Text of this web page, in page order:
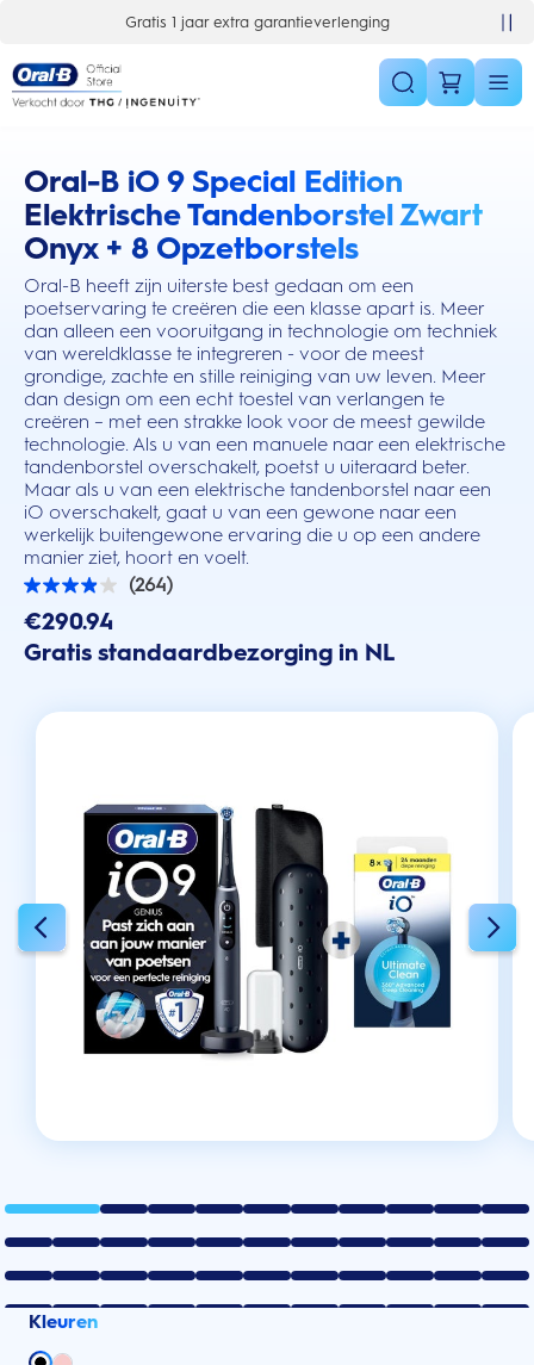
10% korting op je 1e bestelling
Oral-B iO 9 Special Edition
Elektrische Tandenborstel Zwart
Onyx + 8 Opzetborstels
Oral-B heeft zijn uiterste best gedaan om een
poetservaring te creëren die een klasse apart is. Meer
dan alleen een vooruitgang in technologie om techniek
van wereldklasse te integreren - voor de meest
grondige, zachte en stille reiniging van uw leven. Meer
dan design om een echt toestel van verlangen te
creëren – met een strakke look voor de meest gewilde
technologie. Als u van een manuele naar een elektrische
tandenborstel overschakelt, poetst u uiteraard beter.
Maar als u van een elektrische tandenborstel naar een
iO overschakelt, gaat u van een gewone naar een
werkelijk buitengewone ervaring die u op een andere
manier ziet, hoort en voelt.
this action will scroll you to the reviews section
(264)
3.9
van
de
5
sterren.
€290.94
Gratis standaardbezorging in NL
Kleuren